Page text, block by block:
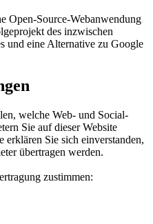
Open-Source-Webanwendung
des inzwischen
und eine Alternative zu Google
welche Web- und Social-
Sie auf dieser Website
erklären Sie sich einverstanden,
übertragen werden.
zustimmen: